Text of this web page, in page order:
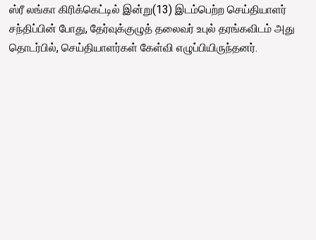
ஸ்ரீ லங்கா கிரிக்கெட்டில் இன்று(13) இடம்பெற்ற செய்தியாளர்
சந்திப்பின் போது, தேர்வுக்குழுத் தலைவர் உபுல் தரங்கவிடம் அது
தொடர்பில், செய்தியாளர்கள் கேள்வி எழுப்பியிருந்தனர்.